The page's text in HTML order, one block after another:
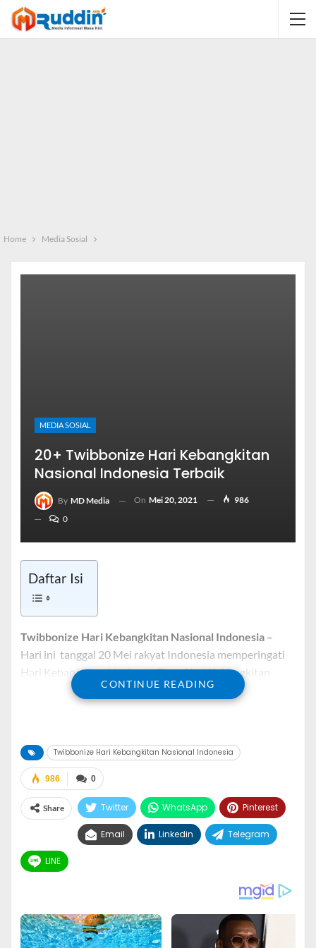
Home Media Sosial
MEDIA SOSIAL
20+ Twibbonize Hari Kebangkitan
Nasional Indonesia Terbaik
By MD Media On Mei 20, 2021
986
0
Daftar Isi
Twibbonize Hari Kebangkitan Nasional Indonesia –
Hari ini tanggal 20 Mei rakyat Indonesia memperingati
Hari Kebangkitan Nasional. Tema Hari Kebangkitan
Nasional tahun ini adalah “Bangkit! Kita Bangsa yang
kesadaran untuk memperjuangkan kemerdekaan
Indonesia menjadi latar belakang dari terjadinya Hari
Kebangkitan Nasional Indonesia.
Hari Kebangkitan Nasional Indonesia diperingati tiap
tanggal 20 Mei, tanggal tersebut diambil dari tanggal
lahirnya organisasi Boedi Oetomo (
Organisasi Boedi Oetomo pertama kali didirikan oleh Dr
Sutomo dan para mahasiswa dari School tot Opleiding
van Indische Artsen pada 20 Mei 1908.
CONTINUE READING
Twibbonize Hari Kebangkitan Nasional Indonesia
0
986
Share Twitter WhatsApp Pinterest
Email Linkedin Telegram
LINE